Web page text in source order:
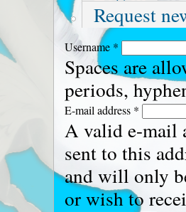
Request
Username *
Spaces are
periods,
E-mail address *
A valid e-mail
sent to this
and will only
or wish to